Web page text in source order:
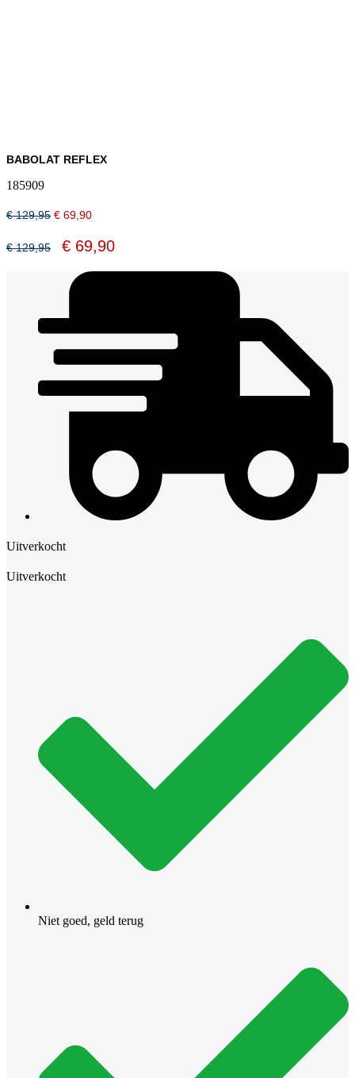
BABOLAT REFLEX
185909
€129,95 Oorspronkelijke
was:
€ 129,95.
€ 69,90Huidige
is:
€ 69,90.
€129,95
Oorspronkelijke
prijs
€ 129,95.
€ 69,90Huidige
is:
Uitverkocht
Uitverkocht
Niet goed, geld terug